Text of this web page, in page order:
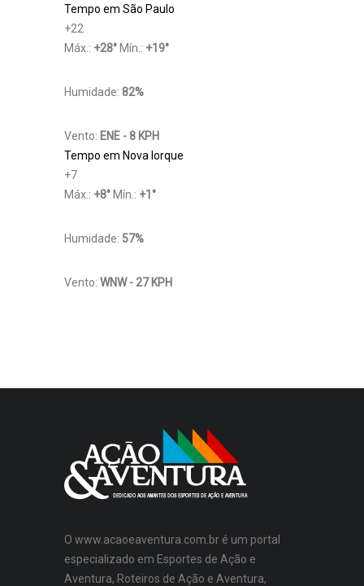
Tempo em São Paulo
+22
Máx.: +28° Mín.: +19°
Humidade: 82%
Vento: ENE - 8 KPH
Tempo em Nova Iorque
+7
Máx.: +8° Mín.: +1 °
Humidade: 57%
Vento: WNW - 27 KPH
O www.acaoeaventura.com.br é um portal
especializado em Esportes de Ação e
Aventura, Roteiros de Ação e Aventura,